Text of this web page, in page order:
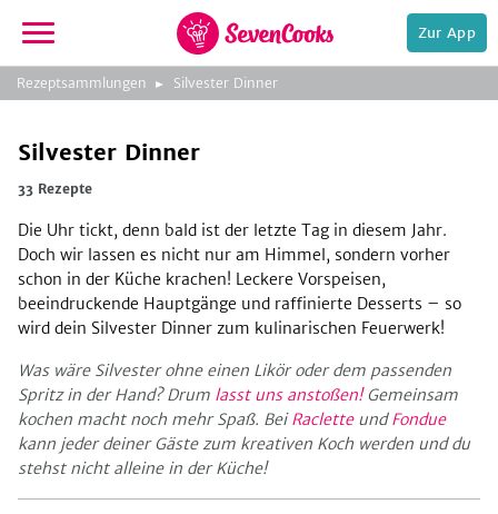
zur
Startseite
Zur App
Rezeptsammlungen Silvester Dinner
Silvester Dinner
33 Rezepte
Die Uhr tickt, denn bald ist der letzte Tag in diesem Jahr.
Doch wir lassen es nicht nur am Himmel, sondern vorher
schon in der Küche krachen! Leckere Vorspeisen,
beeindruckende Hauptgänge und raffinierte Desserts – so
wird dein Silvester Dinner zum kulinarischen Feuerwerk!
Was wäre Silvester ohne einen Likör oder dem passenden
Spritz in der Hand? Drum lasst uns anstoßen!Gemeinsam
kochen macht noch mehr Spaß. BeiRacletteundFondue
kann jeder deiner Gäste zum kreativen Koch werden und du
stehst nicht alleine in der Küche!